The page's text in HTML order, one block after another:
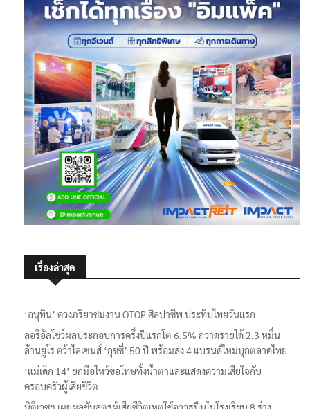
เรื่องล่าสุด
‘อนุทิน’ ควงภริยาชมงาน OTOP ศิลปาชีพ ประทีปไทยวันแรก
ลอรีอัลโชว์ผลประกอบการครึ่งปีแรกโต 6.5% กวาดรายได้ 2.3 หมื่น
ล้านยูโร คว้าไลเซนส์ ‘กุชชี่’ 50 ปี พร้อมส่ง 4 แบรนด์ใหม่บุกตลาดไทย
‘แม่เด็ก 14’ ยกมือไหว้ขอโทษทั้งน้ำตาและแสดงความเสียใจกับ
ครอบครัวผู้เสียชีวิต